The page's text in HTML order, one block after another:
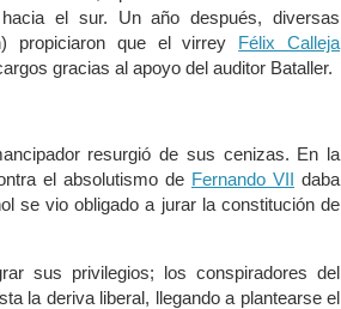
el sur. Un año después, diversas
propiciaron que el virrey Félix Calleja
gracias al apoyo del auditor Bataller.
resurgió de sus cenizas. En la
el absolutismo de Fernando VII daba
se vio obligado a jurar la constitución de
sus privilegios; los conspiradores del
la deriva liberal, llegando a plantearse el